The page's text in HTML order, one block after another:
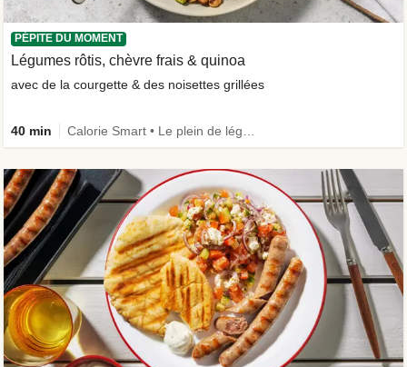
PÉPITE DU MOMENT
Légumes rôtis, chèvre frais & quinoa
avec de la courgette & des noisettes grillées
40 min